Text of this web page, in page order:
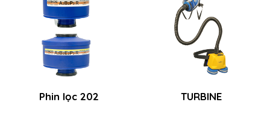
Phin lọc 202 TURBINE